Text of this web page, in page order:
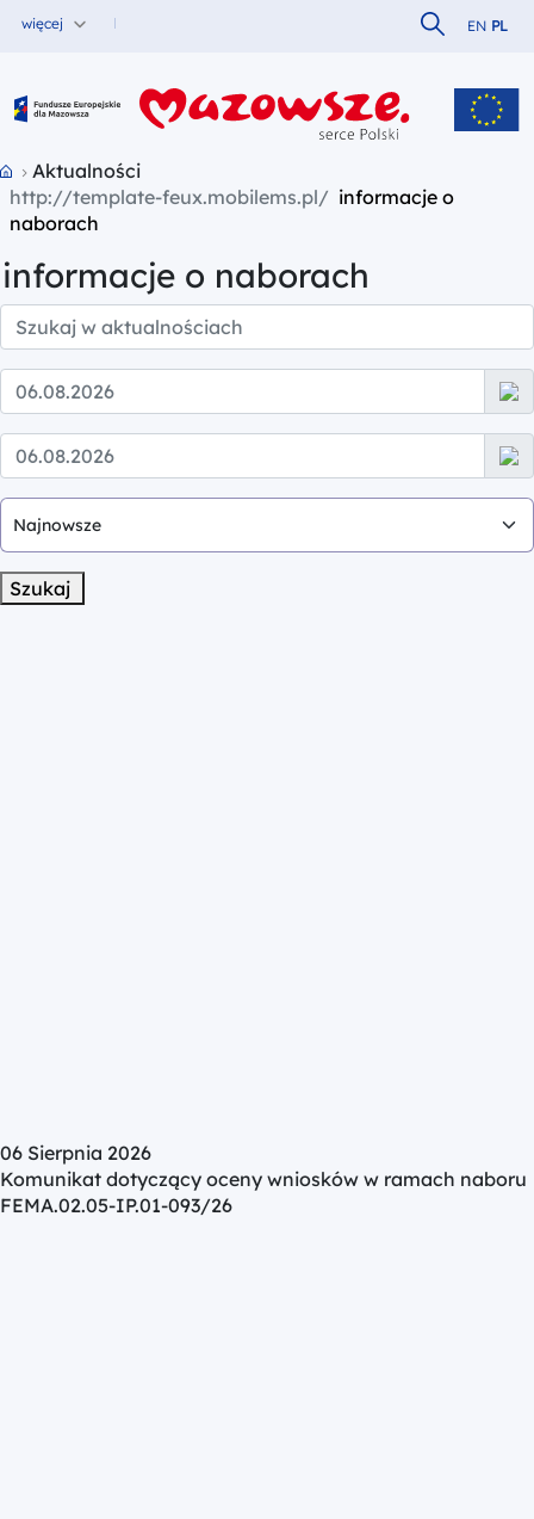
więcej Szukaj w
EN PL
Fundusze Europejskie dla Mazowsza
Przejdź do strony głównej portalu
Aktualności
informacje o
naborach
informacje o naborach
Szukaj
06 Sierpnia 2026
Komunikat dotyczący oceny wniosków w ramach naboru
FEMA.02.05-IP.01-093/26